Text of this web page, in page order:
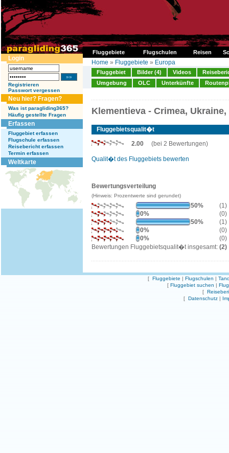
Fluggebiete Flugschulen Reisen
Login
Registrieren
Passwort vergessen
Neu hier? Fragen?
Was ist paragliding365?
Häufig gestellte Fragen
Erfassen
Fluggebiet erfassen
Flugschule erfassen
Reisebericht erfassen
Termin erfassen
Weltkarte
Home » Fluggebiete » Europa
Fluggebiet Bilder (4) Videos
Umgebung
OLC Unterkünfte
Klementieva - Crimea, Ukraine,
Fluggebietsqualit�t
2.00 (bei 2 Bewertungen)
Qualit�t des Fluggebiets bewerten
Bewertungsverteilung
(Hinweis: Prozentwerte sind gerundet)
50%
(1)
0%
(0)
50%
(1)
0%
(0)
0%
(0)
Bewertungen Fluggebietsqualit�t insgesamt: (2)
[ Fluggebiete | Flugschulen |
[ Fluggebiet suchen |
[
[ Datenschutz |